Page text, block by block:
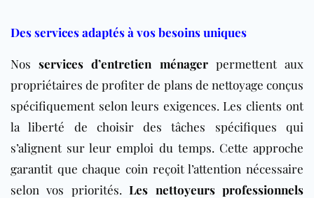
Des services adaptés à vos besoins uniques
Nosservices d’entretien ménagerpermettent aux
propriétaires de profiter de plans de nettoyage conçus
spécifiquement selon leurs exigences. Les clients ont
la liberté de choisir des tâches spécifiques qui
s’alignent sur leur emploi du temps. Cette approche
garantit que chaque coin reçoit l’attention nécessaire
selon vos priorités.Les nettoyeurs professionnels